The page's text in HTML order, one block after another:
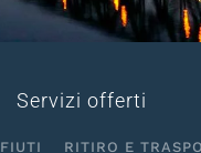
Servizi offerti
RITIRO E